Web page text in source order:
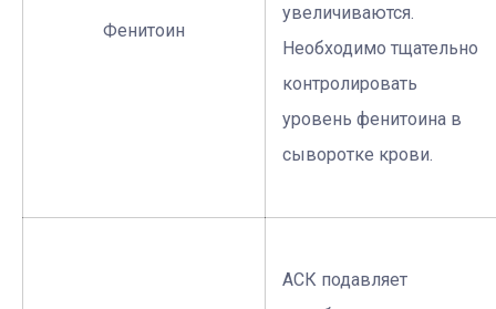
Фенитоин
увеличиваются.
Необходимо тщательно
контролировать
уровень фенитоина в
сыворотке крови.
АСК подавляет